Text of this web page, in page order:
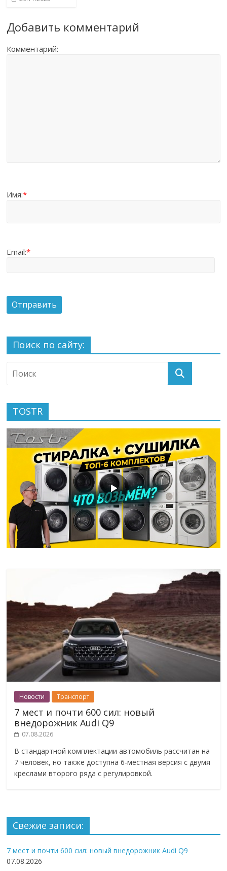
Добавить комментарий
Комментарий:
Имя:*
Email:*
Поиск по сайту:
TOSTR
Новости Транспорт
7 мест и почти 600 сил: новый
внедорожник Audi Q9
07.08.2026
В стандартной комплектации автомобиль рассчитан на
7 человек, но также доступна 6-местная версия с двумя
креслами второго ряда с регулировкой.
Свежие записи:
7 мест и почти 600 сил: новый внедорожник Audi Q9
07.08.2026